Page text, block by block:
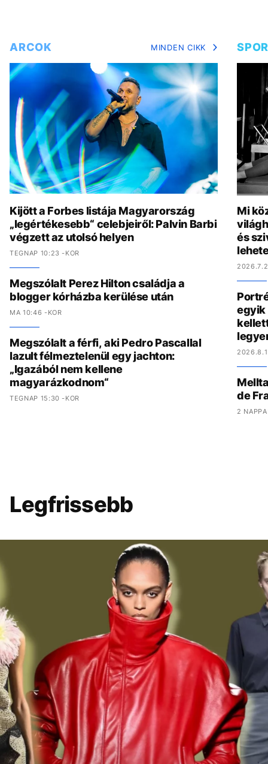
ARCOK MINDEN CIKK
Kijött a Forbes listája Magyarország
„legértékesebb“ celebjeiről: Palvin Barbi
végzett az utolsó helyen
TEGNAP 10:23 -KOR
Megszólalt Perez Hilton családja a
blogger kórházba kerülése után
MA 10:46 -KOR
Megszólalt a férfi, aki Pedro Pascallal
lazult félmeztelenül egy jachton:
„Igazából nem kellene
magyarázkodnom“
TEGNAP 15:30 -KOR
Mi
és
egyik
de
2
Legfrissebb